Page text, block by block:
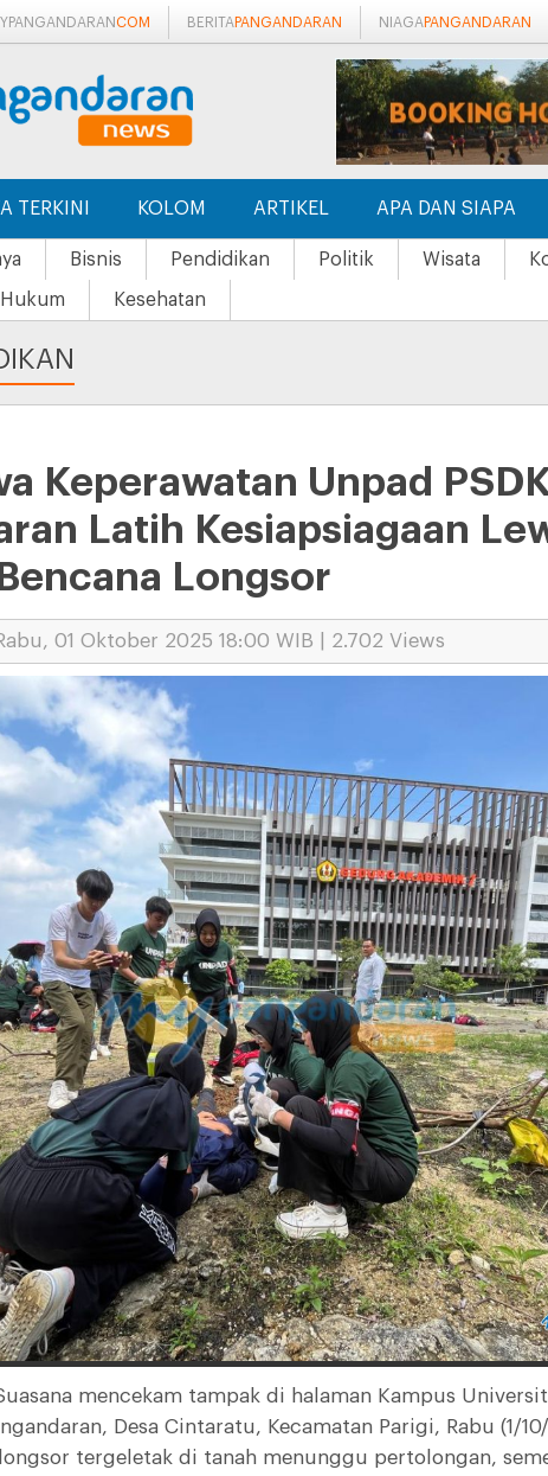
COM BERITA PANGANDARAN NIAGA PANGANDARAN
TERKINI KOLOM ARTIKEL APA DAN SIAPA
Bisnis Pendidikan Politik Wisata
Hukum Kesehatan
Keperawatan Unpad
Latih Kesiapsiagaan
Longsor
01 Oktober 2025 18:00 WIB | 2.702 Views
Suasana mencekam tampak di halaman Kampus
Desa Cintaratu, Kecamatan Parigi, Rabu (1/
tergeletak di tanah menunggu pertolongan,